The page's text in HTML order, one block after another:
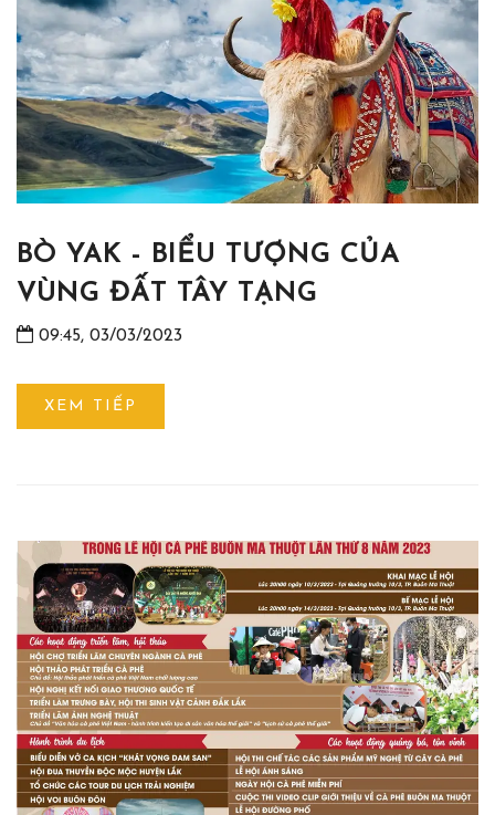
BÒ YAK - BIỂU TƯỢNG CỦA
VÙNG ĐẤT TÂY TẠNG
09:45, 03/03/2023
XEM TIẾP